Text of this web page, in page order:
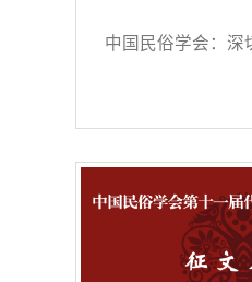
中国民俗学会：深